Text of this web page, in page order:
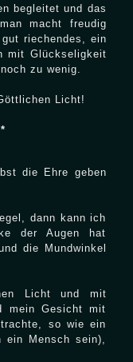
begleitet und das
macht freudig
riechendes, ein
mit Glückseligkeit
zu wenig.
Licht!
die Ehre geben
dann kann ich
der Augen hat
die Mundwinkel
Licht und mit
mein Gesicht mit
so wie ein
ein Mensch sein),